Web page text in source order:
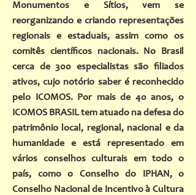
Monumentos e Sítios, vem se
reorganizando e criando representações
regionais e estaduais, assim como os
comitês científicos nacionais. No Brasil
cerca de 300 especialistas são filiados
ativos, cujo notório saber é reconhecido
pelo ICOMOS. Por mais de 40 anos, o
ICOMOS BRASIL tem atuado na defesa do
patrimônio local, regional, nacional e da
humanidade e está representado em
vários conselhos culturais em todo o
país, como o Conselho do IPHAN, o
Conselho Nacional de Incentivo à Cultura